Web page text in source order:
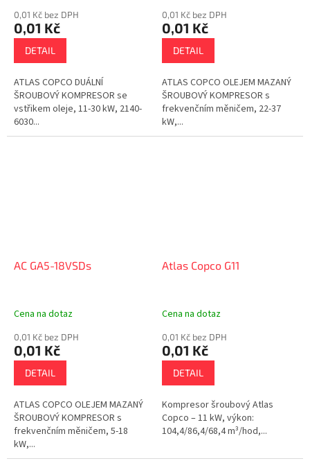
0,01 Kč bez DPH
0,01 Kč
DETAIL
ATLAS COPCO DUÁLNÍ
ŠROUBOVÝ KOMPRESOR se
vstřikem oleje, 11-30 kW, 2140-
6030...
0,01 Kč bez DPH
0,01 Kč
DETAIL
ATLAS COPCO OLEJEM MAZANÝ
ŠROUBOVÝ KOMPRESOR s
frekvenčním měničem, 22-37
kW,...
AC GA5-18VSDs
Cena na dotaz
0,01 Kč bez DPH
0,01 Kč
DETAIL
ATLAS COPCO OLEJEM MAZANÝ
ŠROUBOVÝ KOMPRESOR s
frekvenčním měničem, 5-18
kW,...
Atlas Copco G11
Cena na dotaz
0,01 Kč bez DPH
0,01 Kč
DETAIL
Kompresor šroubový Atlas
Copco – 11 kW, výkon:
104,4/86,4/68,4 m³/hod,...